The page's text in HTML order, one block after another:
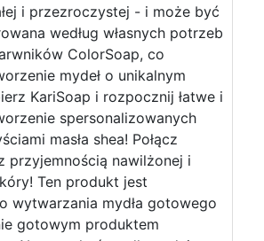
i przezroczystej - i może być
według własnych potrzeb
ColorSoap, co
mydeł o unikalnym
KariSoap i rozpocznij łatwe i
spersonalizowanych
masła shea! Połącz
przyjemnością nawilżonej i
Ten produkt jest
wytwarzania mydła gotowego
gotowym produktem